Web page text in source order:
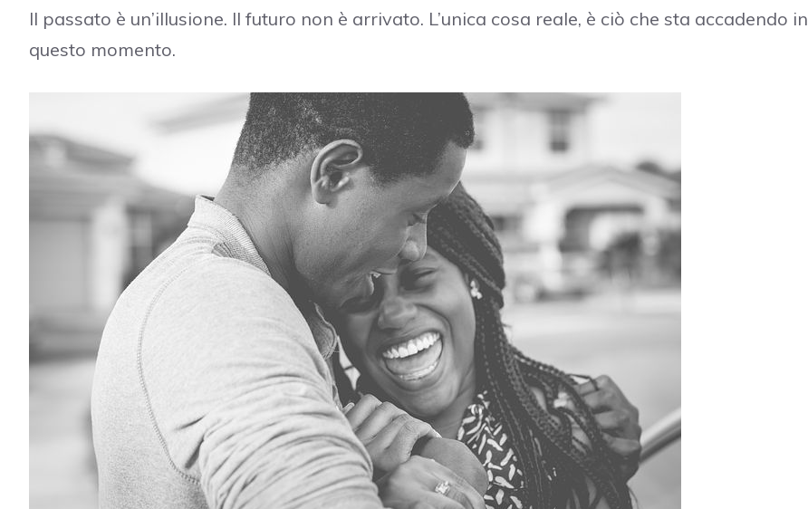
Il passato è un’illusione. Il futuro non è arrivato. L’unica cosa reale, è ciò che sta accadendo in
questo momento.